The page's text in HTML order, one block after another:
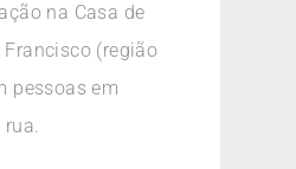
na Casa de
(região
pessoas em
rua.